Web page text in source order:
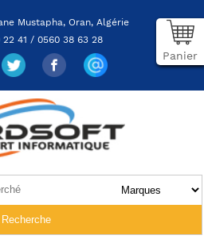
Mustapha, Oran, Algérie
22 41 / 0560 38 63 28
Panier